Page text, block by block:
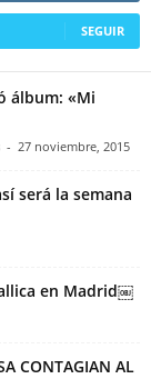
SEGUIR
álbum: «Mi
- 27 noviembre, 2015
será la semana
en Madrid￼
CONTAGIAN AL